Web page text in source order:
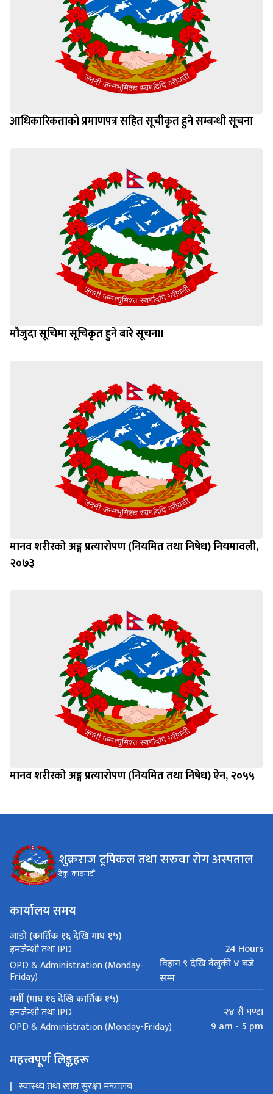
आधिकारिकताको प्रमाणपत्र सहित सूचीकृत हुने सम्बन्धी सूचना
मौजुदा सूचिमा सूचिकृत हुने बारे सूचना।
मानव शरीरको अङ्ग प्रत्यारोपण (नियमित तथा निषेध) नियमावली,
२०७३
मानव शरीरको अङ्ग प्रत्यारोपण (नियमित तथा निषेध) ऐन, २०५५
शुक्रराज ट्रपिकल तथा सरुवा रोग अस्पताल
टेकु, काठमाडौं
कार्यालय समय
जाडो (कार्तिक १६ देखि माघ १५)
इमर्जेन्शी तथा IPD
24 Hours
OPD & Administration (Monday-
Friday)
विहान ९ देखि बेलुकी ४ बजे
सम्म
गर्मी (माघ १६ देखि कार्तिक १५)
इमर्जेन्शी तथा IPD
२४ सै घण्टा
OPD & Administration (Monday-Friday)
9 am - 5 pm
महत्त्वपूर्ण लिङ्कहरू
स्वास्थ्य तथा खाद्य सुरक्षा मन्त्रालय